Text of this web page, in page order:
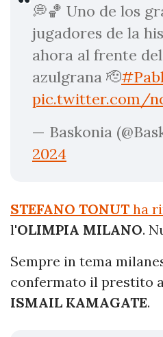
💭🏀 Uno de los
jugadores de la
ahora al frente
azulgrana 🫡
pic.twitter.com/
— Baskonia
2024
STEFANO TONUT ha
l'OLIMPIA MILANO.
Sempre in tema
confermato il prestito
ISMAIL KAMAGATE.